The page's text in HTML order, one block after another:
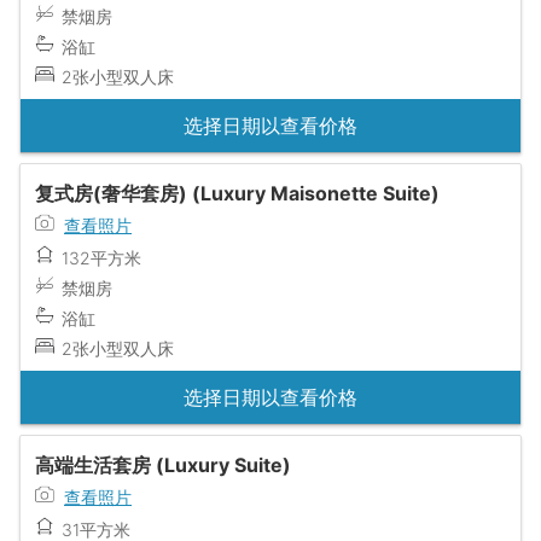
禁烟房
浴缸
2张小型双人床
选择日期以查看价格
复式房(奢华套房) (Luxury Maisonette Suite)
查看照片
132平方米
禁烟房
浴缸
2张小型双人床
选择日期以查看价格
高端生活套房 (Luxury Suite)
查看照片
31平方米